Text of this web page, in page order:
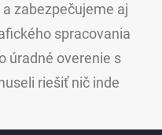
zabezpečujeme aj
spracovania
úradné overenie s
riešiť nič inde